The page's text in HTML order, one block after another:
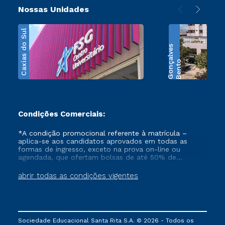
Nossas Unidades
Caxias do Sul B
e
n
t
o
G
o
n
ç
a
l
v
e
s
Condições Comerciais:
abrir todas as condições vigentes
*A condição promocional referente à matrícula –
aplica-se aos candidatos aprovados em todas as
formas de ingresso, exceto na prova on-line ou
agendada, que ofertam bolsas de até 50% de
que ainda não tenham efetivado e/ou não tenham
cancelado ou trancado sua matrícula em uma das
FIES, Prouni e outros programas governamentais, e
não se acumula com nenhuma outra campanha
Sociedade Educacional Santa Rita S.A. © 2026 - Todos os